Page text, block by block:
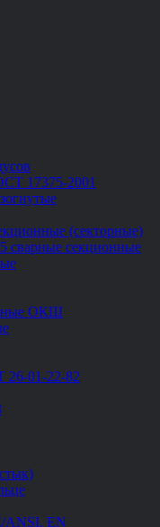
17375-2001
(секторные)
сварные секционные
ОКШ
01-22-82
ANSI, EN